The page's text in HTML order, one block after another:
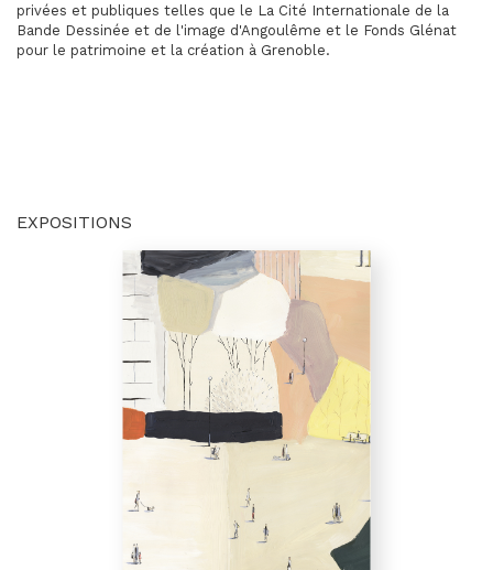
privées et publiques telles que le La Cité Internationale de la
Bande Dessinée et de l'image d'Angoulême et le Fonds Glénat
pour le patrimoine et la création à Grenoble.
EXPOSITIONS